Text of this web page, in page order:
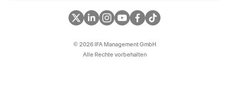
© 2026 IFA Management GmbH
Alle Rechte vorbehalten